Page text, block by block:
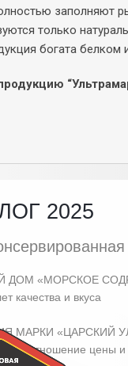
заполняют
только
богата